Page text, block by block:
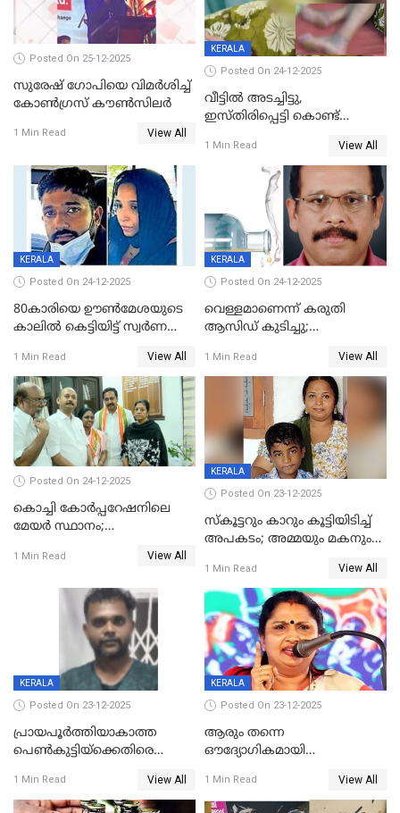
Posted On 25-12-2025
സുരേഷ് ഗോപിയെ വിമര്‍ശിച്ച്
കോണ്‍ഗ്രസ് കൗണ്‍സിലര്‍
1 Min Read View All
KERALA
Posted On 24-12-2025
വീട്ടിൽ അടച്ചിട്ടു,
ഇസ്തിരിപ്പെട്ടി കൊണ്ട്
ഗർഭിണിയായ യുവതിക്ക് ക്രൂര
1 Min Read View All
KERALA
Posted On 24-12-2025
80കാരിയെ ഊൺമേശയുടെ
കാലിൽ കെട്ടിയിട്ട് സ്വർണവും
കൊച്ചുമകനും സുഹൃത്തും
അറസ്റ്റിൽ
1 Min Read View All
KERALA
Posted On 24-12-2025
വെള്ളമാണെന്ന് കരുതി
ആസിഡ് കുടിച്ചു;
മരിച്ചു
1 Min Read View All
Posted On 24-12-2025
കൊച്ചി കോര്‍പ്പറേഷനിലെ
മേയര്‍ സ്ഥാനം;
രൂക്ഷം
1 Min Read View All
KERALA
Posted On 23-12-2025
സ്കൂട്ടറും കാറും കൂട്ടിയിടിച്ച്
അപകടം; അമ്മയും മകനും
ഗുരുതരാവസ്ഥയിൽ
1 Min Read View All
KERALA
Posted On 23-12-2025
പ്രായപൂർത്തിയാകാത്ത
പെൺകുട്ടിയ്ക്കെതിരെ
59 വർഷം തടവും 90,൦൦൦ രൂപ
പിഴയും ശിക്ഷ
1 Min Read View All
KERALA
Posted On 23-12-2025
ആരും തന്നെ
ഔദ്യോഗികമായി
കണ്ടെത്താൻ ഇന്ന് കോർ
കമ്മിറ്റി കൂടിയില്ല';
1 Min Read View All